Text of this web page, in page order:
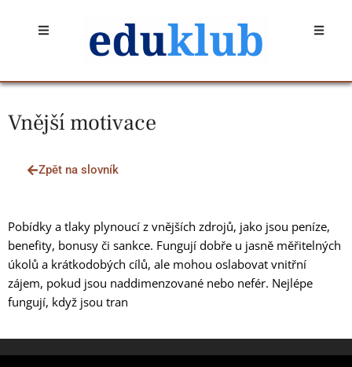
Open Open
Vnější motivace
Zpět na slovník
Pobídky a tlaky plynoucí z vnějších zdrojů, jako jsou peníze,
benefity, bonusy či sankce. Fungují dobře u jasně měřitelných
úkolů a krátkodobých cílů, ale mohou oslabovat vnitřní
zájem, pokud jsou naddimenzované nebo nefér. Nejlépe
fungují, když jsou tran